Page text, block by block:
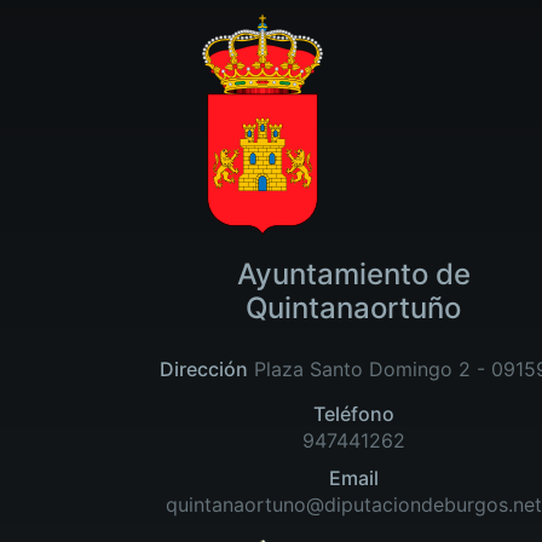
Ayuntamiento de
Quintanaortuño
Dirección Plaza Santo Domingo 2 -
Teléfono
947441262
Email
quintanaortuno@diputaciondeburgos.net